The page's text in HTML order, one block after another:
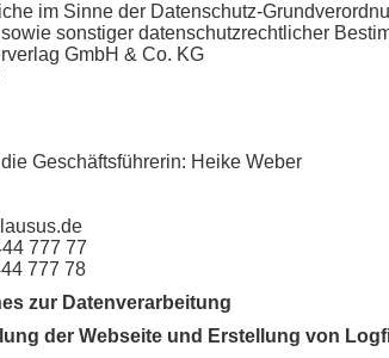
im Sinne der Datenschutz-
sonstiger datenschutzrechtlicher
GmbH & Co. KG
Geschäftsführerin: Heike Weber
777 77
777 78
zur Datenverarbeitung
der Webseite und Erstellung von